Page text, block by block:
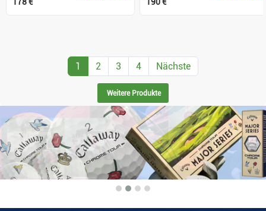
1 2 3 4 Nächste
Weitere Produkte